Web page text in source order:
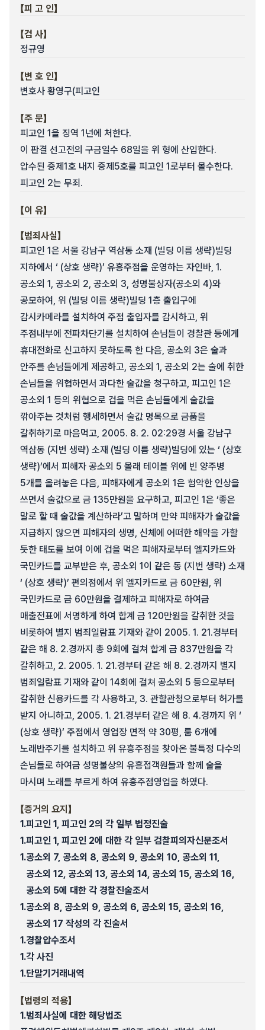
【피 고 인】
【검 사】
정규영
【변 호 인】
변호사 황영구(피고인
【주 문】
피고인 1을 징역 1년에 처한다.
이 판결 선고전의 구금일수 68일을 위 형에 산입한다.
압수된 증제1호 내지 증제5호를 피고인 1로부터 몰수한다.
피고인 2는 무죄.
【이 유】
【범죄사실】
피고인 1은 서울 강남구 역삼동 소재 (빌딩 이름 생략)빌딩
지하에서 ‘ (상호 생략)’ 유흥주점을 운영하는 자인바, 1.
공소외 1, 공소외 2, 공소외 3, 성명불상자(공소외 4)와
공모하여, 위 (빌딩 이름 생략)빌딩 1층 출입구에
감시카메라를 설치하여 주점 출입자를 감시하고, 위
주점내부에 전파차단기를 설치하여 손님들이 경찰관 등에게
휴대전화로 신고하지 못하도록 한 다음, 공소외 3은 술과
안주를 손님들에게 제공하고, 공소외 1, 공소외 2는 술에 취한
손님들을 위협하면서 과다한 술값을 청구하고, 피고인 1은
공소외 1 등의 위협으로 겁을 먹은 손님들에게 술값을
깎아주는 것처럼 행세하면서 술값 명목으로 금품을
갈취하기로 마음먹고, 2005. 8. 2. 02:29경 서울 강남구
역삼동 (지번 생략) 소재 (빌딩 이름 생략)빌딩에 있는 ‘ (상호
생략)’에서 피해자 공소외 5 몰래 테이블 위에 빈 양주병
5개를 올려놓은 다음, 피해자에게 공소외 1은 험악한 인상을
쓰면서 술값으로 금 135만원을 요구하고, 피고인 1은 ‘좋은
말로 할 때 술값을 계산하라’고 말하며 만약 피해자가 술값을
지급하지 않으면 피해자의 생명, 신체에 어떠한 해악을 가할
듯한 태도를 보여 이에 겁을 먹은 피해자로부터 엘지카드와
국민카드를 교부받은 후, 공소외 1이 같은 동 (지번 생략) 소재
‘ (상호 생략)’ 편의점에서 위 엘지카드로 금 60만원, 위
국민카드로 금 60만원을 결제하고 피해자로 하여금
매출전표에 서명하게 하여 합계 금 120만원을 갈취한 것을
비롯하여 별지 범죄일람표 기재와 같이 2005. 1. 21.경부터
같은 해 8. 2.경까지 총 9회에 걸쳐 합계 금 837만원을 각
갈취하고, 2. 2005. 1. 21.경부터 같은 해 8. 2.경까지 별지
범죄일람표 기재와 같이 14회에 걸쳐 공소외 5 등으로부터
갈취한 신용카드를 각 사용하고, 3. 관할관청으로부터 허가를
받지 아니하고, 2005. 1. 21.경부터 같은 해 8. 4.경까지 위 ‘
(상호 생략)’ 주점에서 영업장 면적 약 30평, 룸 6개에
노래반주기를 설치하고 위 유흥주점을 찾아온 불특정 다수의
손님들로 하여금 성명불상의 유흥접객원들과 함께 술을
마시며 노래를 부르게 하여 유흥주점영업을 하였다.
【증거의 요지】
1.피고인 1, 피고인 2의 각 일부 법정진술
1.피고인 1, 피고인 2에 대한 각 일부 검찰피의자신문조서
1.공소외 7, 공소외 8, 공소외 9, 공소외 10, 공소외 11,
공소외 12, 공소외 13, 공소외 14, 공소외 15, 공소외 16,
공소외 5에 대한 각 경찰진술조서
1.공소외 8, 공소외 9, 공소외 6, 공소외 15, 공소외 16,
공소외 17 작성의 각 진술서
1.경찰압수조서
1.각 사진
1.단말기거래내역
【법령의 적용】
1.범죄사실에 대한 해당법조